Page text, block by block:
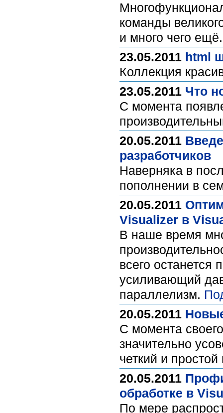
команды
и много чего
23.05.2011 html
Коллекция
23.05.2011 Что
С момента
20.05.2011
разработчиков
Наверняка в
пополнении в
20.05.2011
Visualizer в
В наше время
всего
усиливающий
параллелизм.
20.05.2011
С момента
значительно
четкий и
20.05.2011
обработке в
По мере